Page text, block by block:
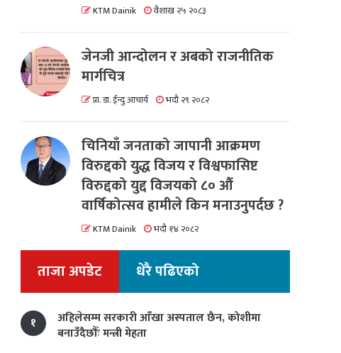
KTM Dainik वैशाख २५ २०८३
जेनजी आन्दोलन र अबको राजनीतिक
मार्गचित्र
प्रा. डा. ईन्दु आचार्य भदौ २९ २०८२
चिनियाँ जनताको जापानी आक्रमण
विरुद्दको युद्ध विजय र विश्वफासिष्ट
विरुद्दको युद्द विजयको ८० औं
वार्षिकोत्सव हामीले किन मनाउनुपर्दछ ?
KTM Dainik भदौ १४ २०८२
ताजा अपडेट धेरै पढिएको
१
अहिलेसम्म सरकारी आँखा अस्पताल छैन, कोशीमा
बनाउँदैछौँः मन्त्री मेहता